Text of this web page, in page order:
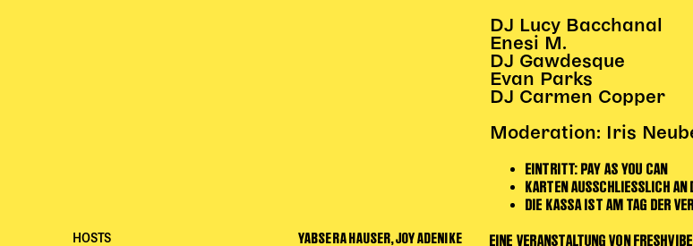
HOSTS YABSERA HAUSER, JOY ADENIKE
DJ Lucy Bacchanal
Enesi M.
DJ Gawdesque
Evan Parks
DJ Carmen Copper
Moderation: Iris
EINTRITT: PAY AS YOU CAN
KARTEN AUSSCHLIESSLICH AN
DIE KASSA IST AM TAG DER
EINE VERANSTALTUNG VON